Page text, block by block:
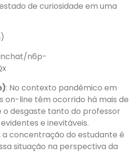
de curiosidade em uma
n6p-
: No contexto pandêmico em
on-line têm ocorrido há mais de
o desgaste tanto do professor
e inevitáveis.
concentração do estudante é
situação na perspectiva da